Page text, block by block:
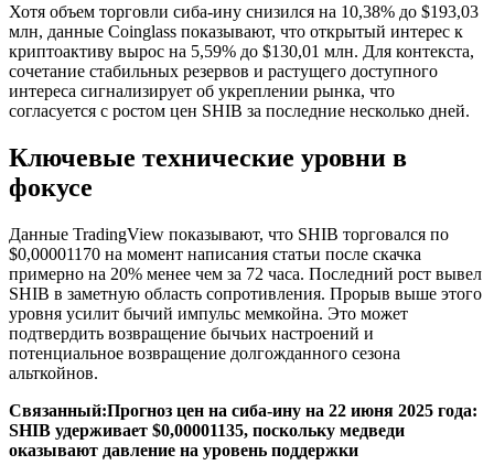
Хотя объем торговли сиба-ину снизился на 10,38% до $193,03
млн, данные Coinglass показывают, что открытый интерес к
криптоактиву вырос на 5,59% до $130,01 млн. Для контекста,
сочетание стабильных резервов и растущего доступного
интереса сигнализирует об укреплении рынка, что
согласуется с ростом цен SHIB за последние несколько дней.
Ключевые технические уровни в
фокусе
Данные TradingView показывают, что SHIB торговался по
$0,00001170 на момент написания статьи после скачка
примерно на 20% менее чем за 72 часа. Последний рост вывел
SHIB в заметную область сопротивления. Прорыв выше этого
уровня усилит бычий импульс мемкойна. Это может
подтвердить возвращение бычьих настроений и
потенциальное возвращение долгожданного сезона
альткойнов.
Связанный:Прогноз цен на сиба-ину на 22 июня 2025 года:
SHIB удерживает $0,00001135, поскольку медведи
оказывают давление на уровень поддержки